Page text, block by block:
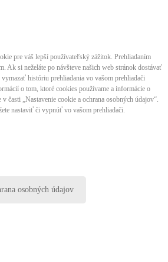
pre váš lepší používateľský zážitok. Prehliadaním
Ak si neželáte po návšteve našich web stránok dostávať
históriu prehliadania vo vašom prehliadači
o tom, ktoré cookies používame a informácie o
časti „Nastavenie cookie a ochrana osobných údajov“.
nastaviť či vypnúť vo vašom prehliadači.
osobných údajov